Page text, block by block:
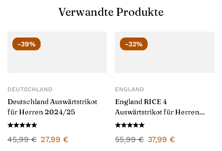
Verwandte Produkte
-39%
DEUTSCHLAND
Deutschland Auswärtstrikot
für Herren 2024/25
45,99€ 27,99 €
-32%
ENGLAND
England RICE 4
Auswärtstrikot für Herren
2024/25
55,99€ 37,99 €